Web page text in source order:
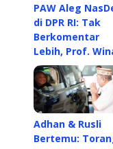
PAW Aleg
di DPR RI: Tak
Berkomentar
Lebih, Prof.
Adhan & Rusli
Bertemu: